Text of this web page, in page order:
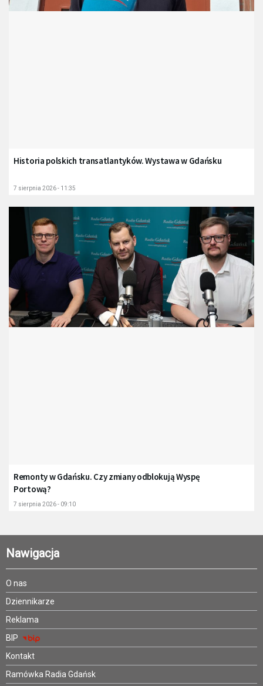
Historia polskich transatlantyków. Wystawa w Gdańsku
7 sierpnia 2026 - 11:35
Remonty w Gdańsku. Czy zmiany odblokują Wyspę
Portową?
7 sierpnia 2026 - 09:10
Nawigacja
O nas
Dziennikarze
Reklama
BIP
Kontakt
Ramówka Radia Gdańsk